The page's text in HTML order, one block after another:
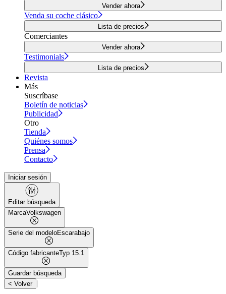
Vender ahora
Venda su coche clásico
Lista de precios
Comerciantes
Vender ahora
Testimonials
Lista de precios
Revista
Más
Suscríbase
Boletín de noticias
Publicidad
Otro
Tienda
Quiénes somos
Prensa
Contacto
Iniciar sesión
Editar búsqueda
MarcaVolkswagen
Serie del modeloEscarabajo
Código fabricanteTyp 15.1
Guardar búsqueda
< Volver |